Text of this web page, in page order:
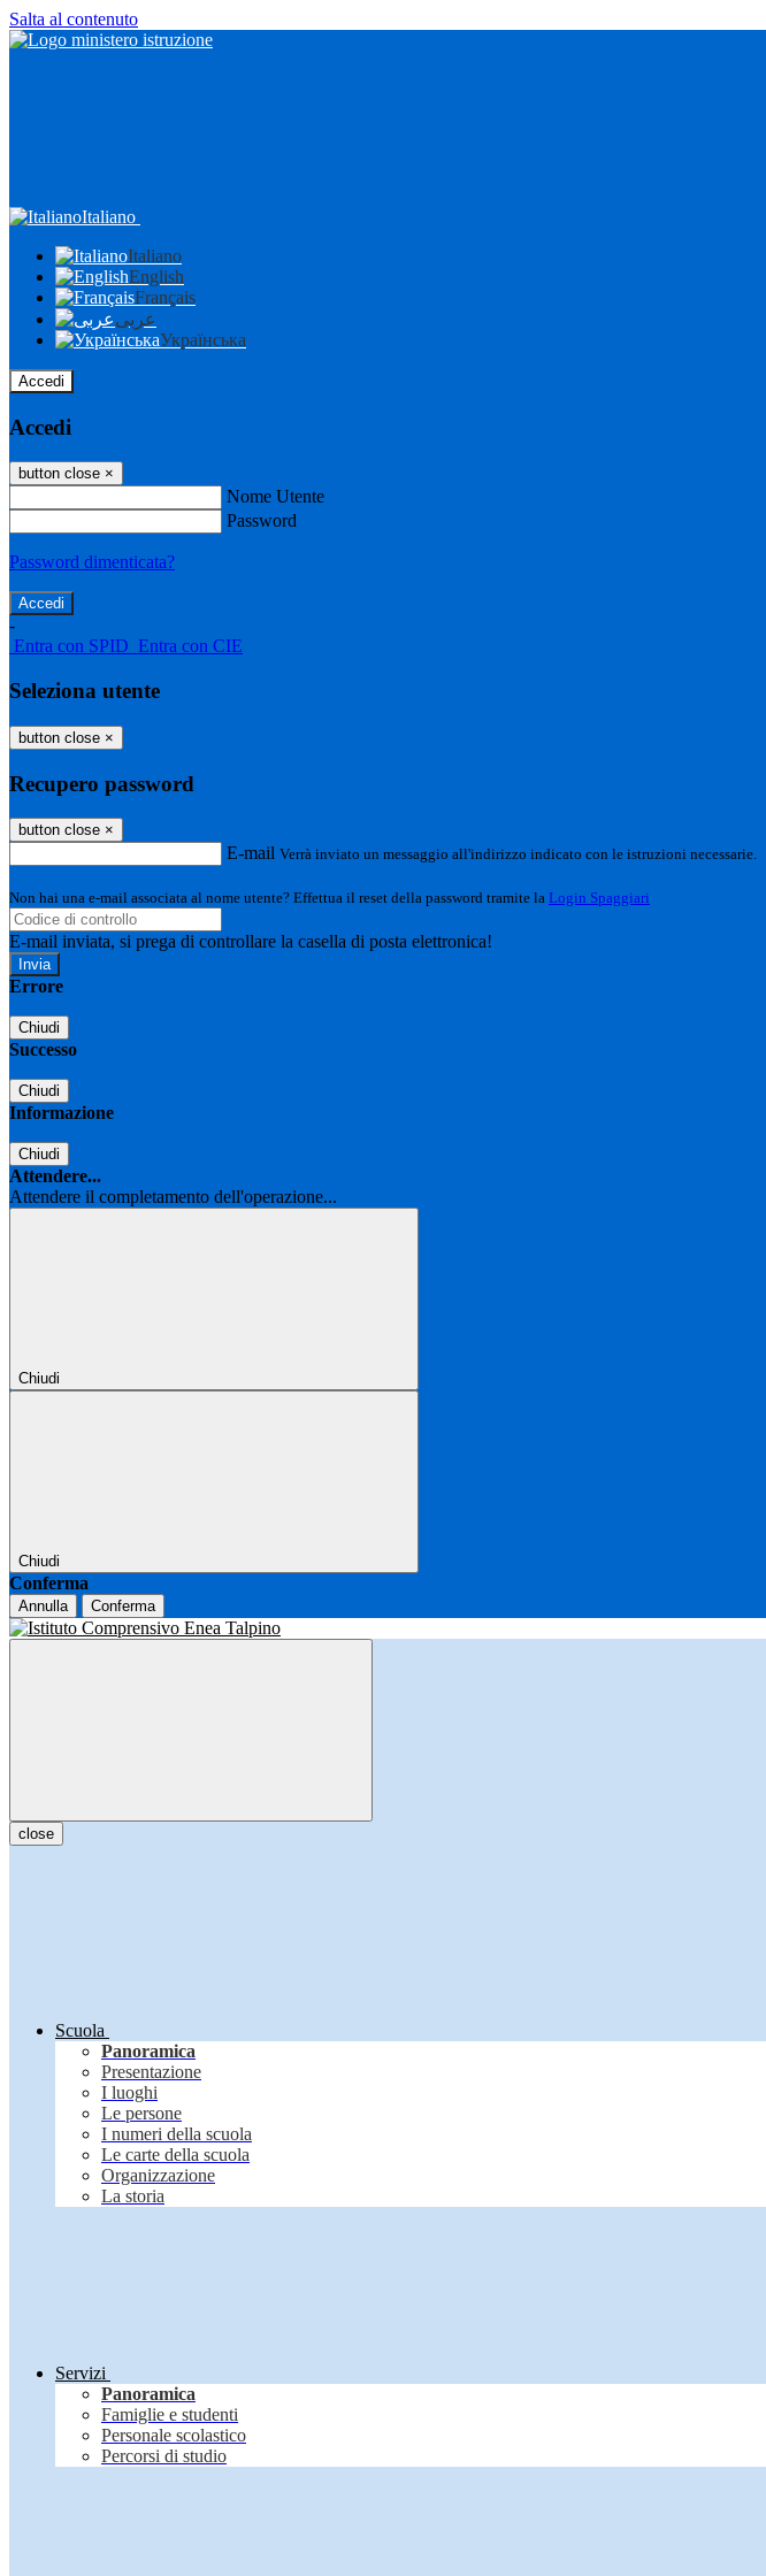
Salta al contenuto
Italiano
Italiano
English
Français
عربى
Українська
Accedi
Accedi
button close ×
Nome Utente
Password
Password dimenticata?
-
Entra con SPID Entra con CIE
Seleziona utente
button close ×
Recupero password
button close ×
E-mail Verrà inviato un messaggio all'indirizzo indicato con le istruzioni necessarie.
Non hai una e-mail associata al nome utente? Effettua il reset della password tramite la Login Spaggiari
E-mail inviata, si prega di controllare la casella di posta elettronica!
Errore
Chiudi
Successo
Chiudi
Informazione
Chiudi
Attendere...
Attendere il completamento dell'operazione...
Chiudi
Chiudi
Conferma
Annulla Conferma
close
Scuola
Panoramica
Presentazione
I luoghi
Le persone
I numeri della scuola
Le carte della scuola
Organizzazione
La storia
Servizi
Panoramica
Famiglie e studenti
Personale scolastico
Percorsi di studio